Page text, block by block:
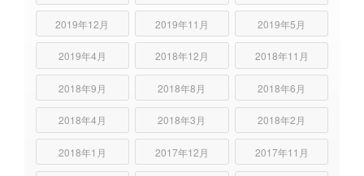
2019年12月 2019年11月 2019年5月
2019年4月 2018年12月 2018年11月
2018年9月 2018年8月 2018年6月
2018年4月 2018年3月 2018年2月
2018年1月 2017年12月 2017年11月